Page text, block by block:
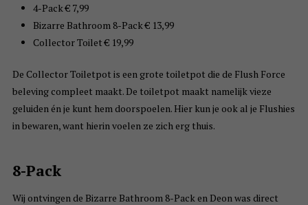
4-Pack € 7,99
Bizarre Bathroom 8-Pack € 13,99
Collector Toilet € 19,99
De Collector Toiletpot is een grote toiletpot die de Flush Force
beleving compleet maakt. De toiletpot maakt namelijk vieze
geluiden én je kunt hem doorspoelen. Hier kun je ook al je Flushies
in bewaren, want hierin voelen ze zich erg thuis.
8-Pack
Wij ontvingen de Bizarre Bathroom 8-Pack en Deon was direct